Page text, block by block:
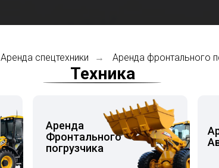
Аренда спецтехники → Аренда фронтального
Аренда
Фронтального
погрузчика
Техника